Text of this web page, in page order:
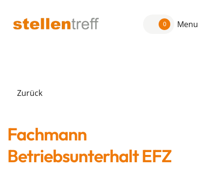
0 Menu
Zurück
Fachmann
Betriebsunterhalt EFZ